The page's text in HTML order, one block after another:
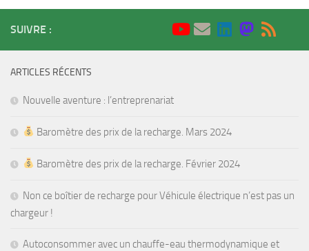
SUIVRE :
ARTICLES RÉCENTS
Nouvelle aventure : l’entreprenariat
Baromètre des prix de la recharge. Mars 2024
Baromètre des prix de la recharge. Février 2024
Non ce boîtier de recharge pour Véhicule électrique n’est pas un
chargeur !
Autoconsommer avec un chauffe-eau thermodynamique et